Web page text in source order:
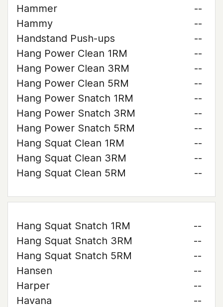
Hammer
--
Hammy
--
Handstand Push-ups
--
Hang Power Clean 1RM
--
Hang Power Clean 3RM
--
Hang Power Clean 5RM
--
Hang Power Snatch 1RM
--
Hang Power Snatch 3RM
--
Hang Power Snatch 5RM
--
Hang Squat Clean 1RM
--
Hang Squat Clean 3RM
--
Hang Squat Clean 5RM
--
Hang Squat Snatch 1RM
--
Hang Squat Snatch 3RM
--
Hang Squat Snatch 5RM
--
Hansen
--
Harper
--
Havana
--